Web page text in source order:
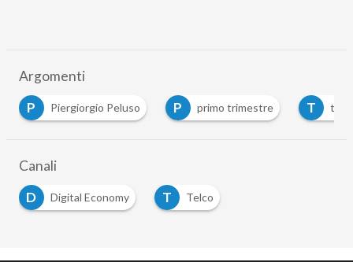
Argomenti
Piergiorgio Peluso primo trimestre telecom
Canali
D
Digital Economy T Telco